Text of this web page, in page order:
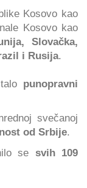
Kosovo kao
Kosovo kao
Slovačka,
i Rusija.
punopravni
svečanoj
od Srbije.
se svih 109